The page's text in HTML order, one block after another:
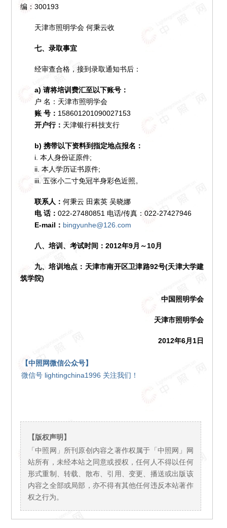
编：300193
天津市照明学会 何秉云收
七、录取事宜
经审查合格，接到录取通知书后：
a) 请将培训费汇至以下账号：
户 名：天津市照明学会
账 号： 158601201090027153
开户行： 天津银行科技支行
b) 携带以下资料到指定地点报名：
i. 本人身份证原件;
ii. 本人学历证书原件;
iii. 五张小二寸免冠半身彩色近照。
联系人： 何秉云 田素英 吴晓娜
电 话： 022-27480851 电话/传真：022-27427946
E-mail： bingyunhe@126.com
八、培训、考试时间：2012年9月～10月
九、培训地点：天津市南开区卫津路92号(天津大学建
筑学院)
中国照明学会
天津市照明学会
2012年6月1日
【中照网微信公众号】
微信号 lightingchina1996 关注我们！
【版权声明】
「中照网」所刊原创内容之著作权属于「中照网」网
站所有，未经本站之同意或授权，任何人不得以任何
形式重制、转载、散布、引用、变更、播送或出版该
内容之全部或局部，亦不得有其他任何违反本站著作
权之行为。